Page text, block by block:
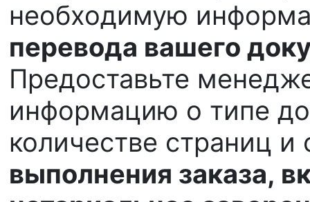
необходимую
перевода вашего
Предоставьте
информацию о типе
количестве страниц
выполнения заказа,